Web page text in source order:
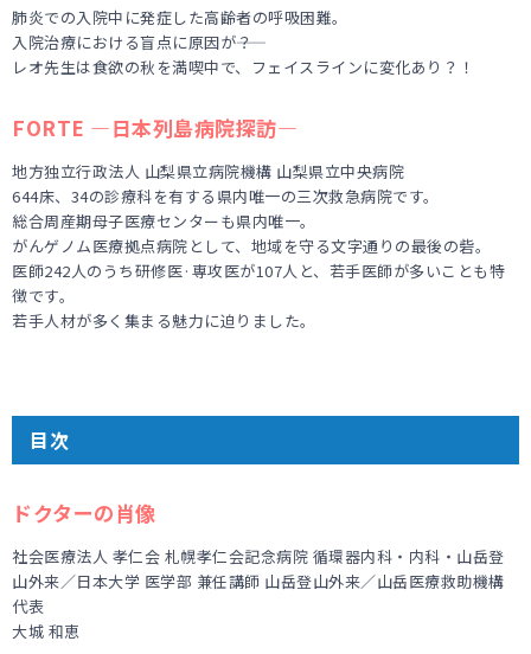
肺炎での入院中に発症した高齢者の呼吸困難。
入院治療における盲点に原因が――？
レオ先生は食欲の秋を満喫中で、フェイスラインに変化あり？！
FORTE ―日本列島病院探訪―
地方独立行政法人 山梨県立病院機構 山梨県立中央病院
644床、34の診療科を有する県内唯一の三次救急病院です。
総合周産期母子医療センターも県内唯一。
がんゲノム医療拠点病院として、地域を守る文字通りの最後の砦。
医師242人のうち研修医·専攻医が107人と、若手医師が多いことも特
徴です。
若手人材が多く集まる魅力に迫りました。
目次
ドクターの肖像
社会医療法人 孝仁会 札幌孝仁会記念病院 循環器内科・内科・山岳登
山外来／日本大学 医学部 兼任講師 山岳登山外来／山岳医療救助機構
代表
大城 和恵